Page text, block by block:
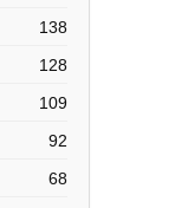
138
128
109
92
68